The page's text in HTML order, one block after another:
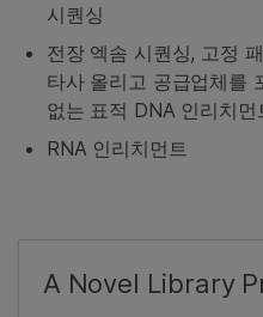
시퀀싱
전장 엑솜 시퀀싱, 고정
타사 올리고 공급업체를
없는 표적 DNA 인리치먼
RNA 인리치먼트
A Novel Library